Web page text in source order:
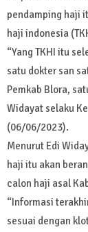
pendamping haji
haji indonesia
“Yang TKHI itu
satu dokter san
Pemkab Blora,
Widayat selaku
(06/06/2023).
Menurut Edi
haji itu akan
calon haji asal
“Informasi
sesuai dengan